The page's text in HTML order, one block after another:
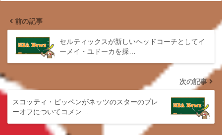
前の記事
セルティックスが新しいヘッドコーチとしてイ
ーメイ・ユドーカを採…
次の記事
スコッティ・ピッペンがネッツのスターのプレ
ーオフについてコメン…